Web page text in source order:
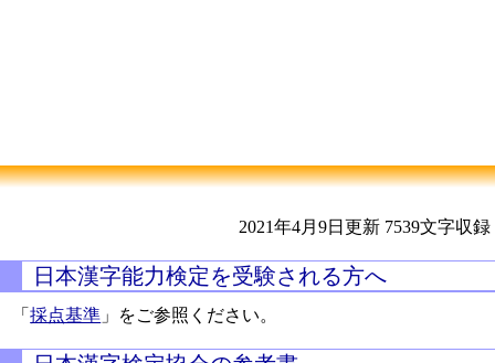
2021年4月9日更新 7539文字収録
日本漢字能力検定を受験される方へ
「採点基準 」をご参照ください。